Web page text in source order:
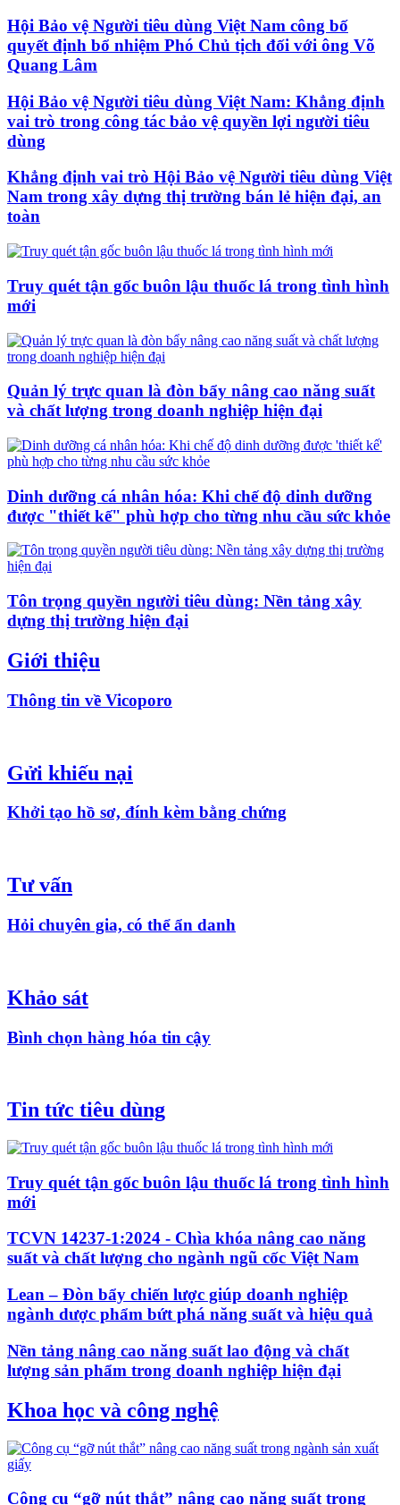
Hội Bảo vệ Người tiêu dùng Việt Nam công bố
quyết định bổ nhiệm Phó Chủ tịch đối với ông Võ
Quang Lâm
Hội Bảo vệ Người tiêu dùng Việt Nam: Khẳng định
vai trò trong công tác bảo vệ quyền lợi người tiêu
dùng
Khẳng định vai trò Hội Bảo vệ Người tiêu dùng Việt
Nam trong xây dựng thị trường bán lẻ hiện đại, an
toàn
Truy quét tận gốc buôn lậu thuốc lá trong tình hình
mới
Quản lý trực quan là đòn bẩy nâng cao năng suất
và chất lượng trong doanh nghiệp hiện đại
Dinh dưỡng cá nhân hóa: Khi chế độ dinh dưỡng
được "thiết kế" phù hợp cho từng nhu cầu sức khỏe
Tôn trọng quyền người tiêu dùng: Nền tảng xây
dựng thị trường hiện đại
Giới thiệu
Thông tin về Vicoporo
Gửi khiếu nại
Khởi tạo hồ sơ, đính kèm bằng chứng
Tư vấn
Hỏi chuyên gia, có thể ẩn danh
Khảo sát
Bình chọn hàng hóa tin cậy
Tin tức tiêu dùng
Truy quét tận gốc buôn lậu thuốc lá trong tình hình
mới
TCVN 14237-1:2024 - Chìa khóa nâng cao năng
suất và chất lượng cho ngành ngũ cốc Việt Nam
Lean – Đòn bẩy chiến lược giúp doanh nghiệp
ngành dược phẩm bứt phá năng suất và hiệu quả
Nền tảng nâng cao năng suất lao động và chất
lượng sản phẩm trong doanh nghiệp hiện đại
Khoa học và công nghệ
Công cụ “gỡ nút thắt” nâng cao năng suất trong